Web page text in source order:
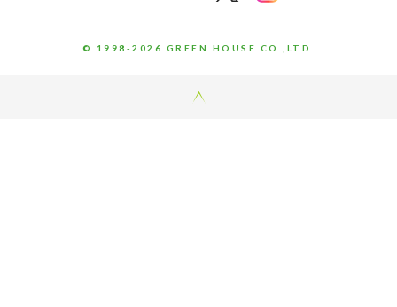
© 1998-2026 GREEN HOUSE CO.,LTD.